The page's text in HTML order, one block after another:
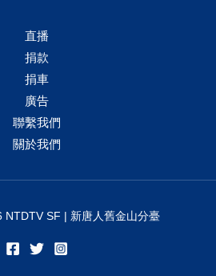
直播
捐款
捐車
廣告
聯繫我們
關於我們
SF | 新唐人舊金山分臺